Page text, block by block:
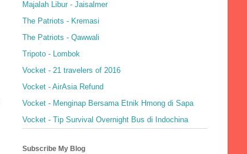
Majalah Libur - Jaisalmer
The Patriots - Kremasi
The Patriots - Qawwali
Tripoto - Lombok
Vocket - 21 travelers of 2016
Vocket - AirAsia Refund
Vocket - Menginap Bersama Etnik Hmong di Sapa
Vocket - Tip Survival Overnight Bus di Indochina
Subscribe My Blog